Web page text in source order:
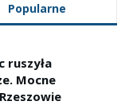
Popularne
ruszyła
Mocne